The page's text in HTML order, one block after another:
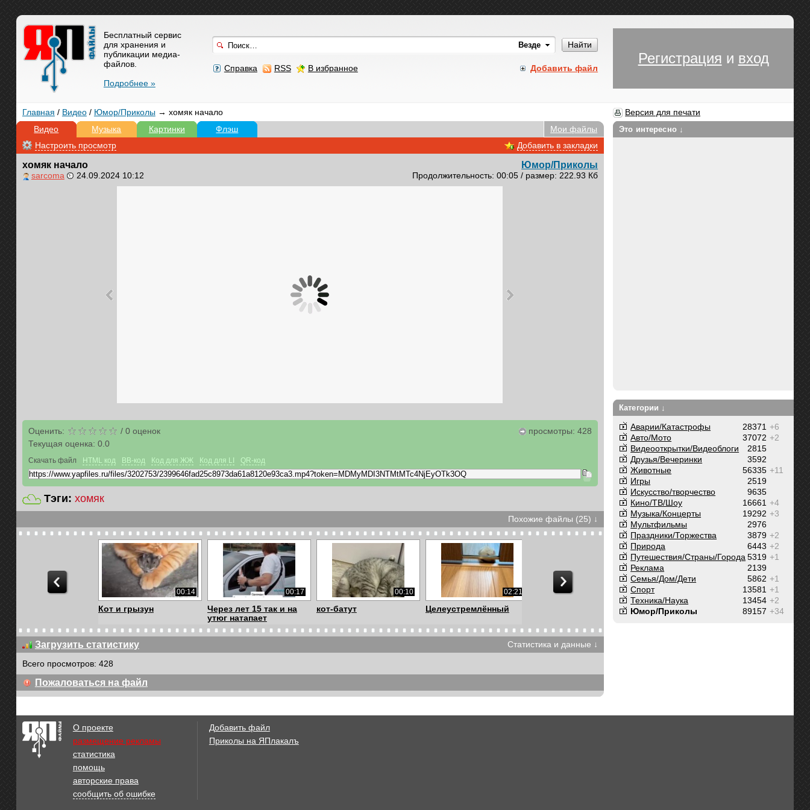
Найти
Добавить файл
Справка RSS В избранное
Бесплатный сервис
для хранения и
публикации медиа-
файлов.
Подробнее »
Регистрация и вход
Главная / Видео/ Юмор/Приколы→ хомяк начало
Версия для печати
Видео
Музыка Картинки Флэш
Мои файлы
Настроить просмотр
Добавить в закладки
хомяк начало
sarcoma 24.09.2024 10:12
Юмор/Приколы
Продолжительность: 00:05 / размер: 222.93 Кб
Оценить: / 0оценок
Текущая оценка: 0.0
просмотры: 428
Скачать файл HTML код BB-код Код для ЖЖ Код для LI QR-код
Тэги: хомяк
Похожие файлы (25) ↓
00:14
Кот и грызун
00:17
Через лет 15 так и на
утюг натапает
00:10
кот-батут
02:21
Целеустремлённый
00:27
Дискотека
00:14
Пищевая цепочка
00:05
Страх
00:12
Полевой хомяк-
Хомяки Роборовского.
Загрузить статистику
Статистика и данные ↓
Всего просмотров: 428
Пожаловаться на файл
Это интересно ↓
Категории ↓
+6
28371
Аварии/Катастрофы
+2
37072
Авто/Мото
2815
Видеооткрытки/Видеоблоги
3592
Друзья/Вечеринки
+11
56335
Животные
2519
Игры
9635
Искусство/творчество
+4
16661
Кино/ТВ/Шоу
+3
19292
Музыка/Концерты
2976
Мультфильмы
+2
3879
Праздники/Торжества
+2
6443
Природа
+1
5319
Путешествия/Cтраны/Города
2139
Реклама
+1
5862
Семья/Дом/Дети
+1
13581
Спорт
+2
13454
Техника/Наука
+34
89157
Юмор/Приколы
О проекте
размещение рекламы
статистика
помощь
авторские права
сообщить об ошибке
Добавить файл
Приколы на ЯПлакалъ